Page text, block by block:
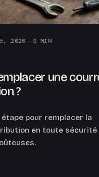
2026 9 MIN
une
?
pour remplacer la
en toute sécurité